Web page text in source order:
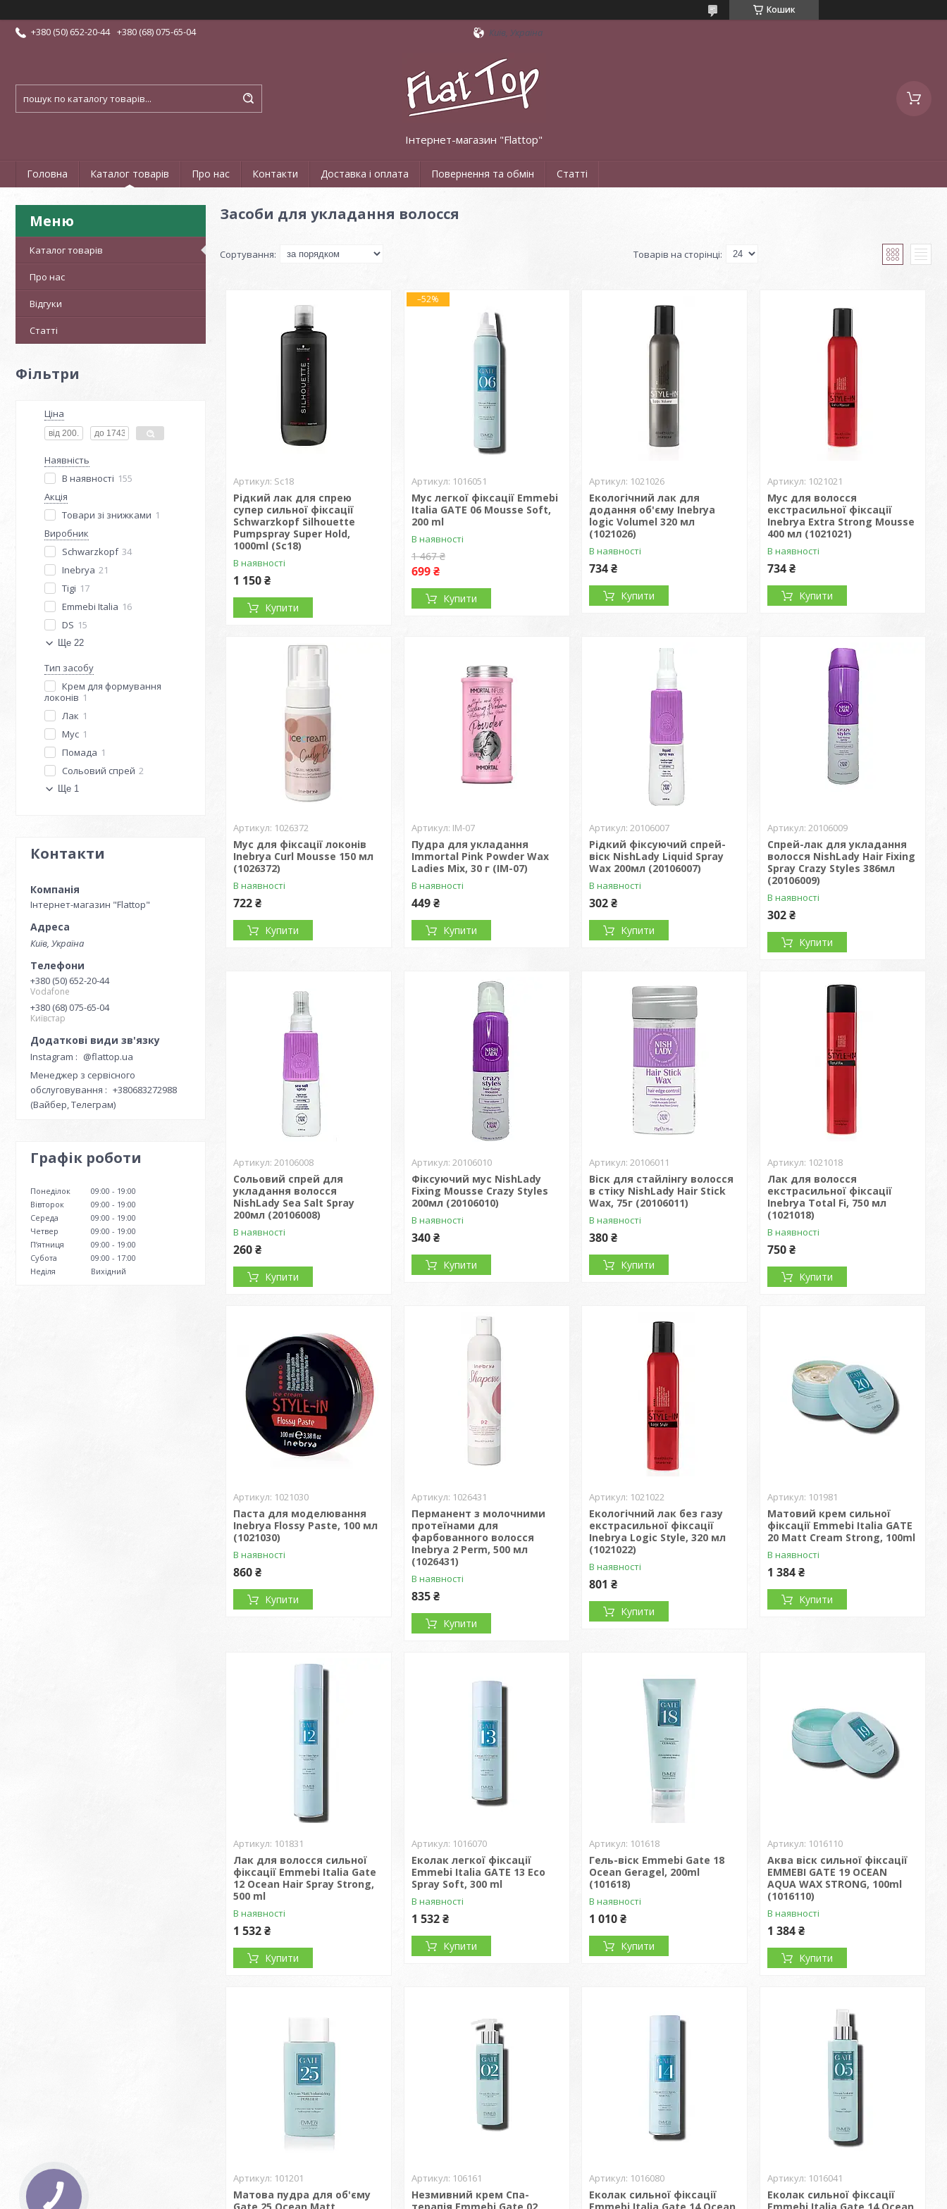
Кошик
+380 (50) 652-20-44 +380 (68) 075-65-04 Київ, Україна
Інтернет-магазин "Flattop"
Головна Каталог товарів Про нас Контакти Доставка і оплата Повернення та обмін Статті
Каталог товарів
Про нас
Відгуки
Статті
Фільтри
Ціна
Наявність
В наявності 155
Акція
Товари зі знижками 1
Виробник
Schwarzkopf 34
Inebrya 21
Tigi 17
Emmebi Italia 16
DS 15
Ще 22
Тип засобу
Крем для формування
локонів 1
Лак 1
Мус 1
Помада 1
Сольовий спрей 2
Ще 1
Контакти
Інтернет-магазин "Flattop"
Київ, Україна
+380 (50) 652-20-44
Vodafone
+380 (68) 075-65-04
Київстар
Instagram
@flattop.ua
Менеджер з сервісного
обслуговування
+380683272988
(Вайбер, Телеграм)
Графік роботи
Понеділок 09:00
19:00
Вівторок
09:00
19:00
Середа
09:00
19:00
Четвер
09:00
19:00
Пʼятниця
09:00
19:00
Субота
09:00
17:00
Неділя
Вихідний
Засоби для укладання волосся
Sc18
Рідкий лак для спрею
супер сильної фіксації
Schwarzkopf Silhouette
Pumpspray Super Hold,
1000ml (Sc18)
В наявності
1 150 ₴
Купити
–52%
1016051
Мус легкої фіксації Emmebi
Italia GATE 06 Mousse Soft,
200 ml
В наявності
1 467 ₴
699 ₴
Купити
1021026
Екологічний лак для
додання об'єму Inebrya
logic Volumel 320 мл
(1021026)
В наявності
734 ₴
Купити
1021021
Мус для волосся
екстрасильної фіксації
Inebrya Extra Strong Mousse
400 мл (1021021)
В наявності
734 ₴
Купити
1026372
Мус для фіксації локонів
Inebrya Сurl Мousse 150 мл
(1026372)
В наявності
722 ₴
Купити
IM-07
Пудра для укладання
Immortal Pink Powder Wax
Ladies Mix, 30 г (IM-07)
В наявності
449 ₴
Купити
20106007
Рідкий фіксуючий спрей-
віск NishLady Liquid Spray
Wax 200мл (20106007)
В наявності
302 ₴
Купити
20106009
Спрей-лак для укладання
волосся NishLady Hair Fixing
Sprаy Crazy Styles 386мл
(20106009)
В наявності
302 ₴
Купити
20106008
Сольовий спрей для
укладання волосся
NishLady Sea Salt Spray
200мл (20106008)
В наявності
260 ₴
Купити
20106010
Фіксуючий мус NishLady
Fixing Mousse Crazy Styles
200мл (20106010)
В наявності
340 ₴
Купити
20106011
Віск для стайлінгу волосся
в стіку NishLady Hair Stick
Wax, 75г (20106011)
В наявності
380 ₴
Купити
1021018
Лак для волосся
екстрасильної фіксації
Inebrya Total Fi, 750 мл
(1021018)
В наявності
750 ₴
Купити
1021030
Паста для моделювання
Inebrya Flossy Paste, 100 мл
(1021030)
В наявності
860 ₴
Купити
1026431
Перманент з молочними
протеїнами для
фарбованного волосся
Inebrya 2 Рerm, 500 мл
(1026431)
В наявності
835 ₴
Купити
1021022
Екологічний лак без газу
екстрасильної фіксації
Inebrya Logic Style, 320 мл
(1021022)
В наявності
801 ₴
Купити
101981
Матовий крем сильної
фіксації Emmebi Italia GATE
20 Matt Cream Strong, 100ml
В наявності
1 384 ₴
Купити
101831
Лак для волосся сильної
фіксації Emmebi Italia Gate
12 Ocean Hair Spray Strong,
500 ml
В наявності
1 532 ₴
Купити
1016070
Еколак легкої фіксації
Emmebi Italia GATE 13 Eco
Spray Soft, 300 ml
В наявності
1 532 ₴
Купити
101618
Гель-віск Emmebi Gate 18
Ocean Geragel, 200ml
(101618)
В наявності
1 010 ₴
Купити
1016110
Аква віск сильної фіксації
EMMEBI GATE 19 OCEAN
AQUA WAX STRONG, 100ml
(1016110)
В наявності
1 384 ₴
Купити
101201
Матова пудра для об'єму
106161
Незмивний крем Спа-
1016080
Еколак сильної фіксації
1016041
Еколак сильної фіксації